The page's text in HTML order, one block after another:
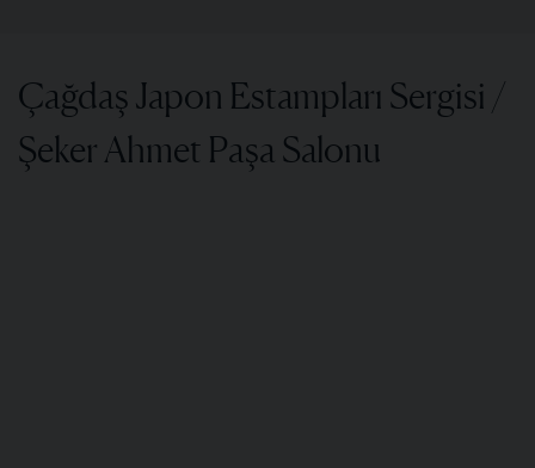
Çağdaş Japon Estampları Sergisi /
Şeker Ahmet Paşa Salonu